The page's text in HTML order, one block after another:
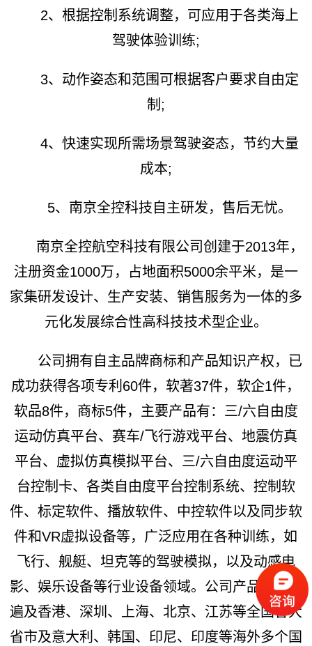
2、根据控制系统调整，可应用于各类海上
驾驶体验训练;
3、动作姿态和范围可根据客户要求自由定
制;
4、快速实现所需场景驾驶姿态，节约大量
成本;
5、南京全控科技自主研发，售后无忧。
南京全控航空科技有限公司创建于2013年，
注册资金1000万，占地面积5000余平米，是一
家集研发设计、生产安装、销售服务为一体的多
元化发展综合性高科技技术型企业。
公司拥有自主品牌商标和产品知识产权，已
成功获得各项专利60件，软著37件，软企1件，
软品8件，商标5件，主要产品有：三/六自由度
运动仿真平台、赛车/飞行游戏平台、地震仿真
平台、虚拟仿真模拟平台、三/六自由度运动平
台控制卡、各类自由度平台控制系统、控制软
件、标定软件、播放软件、中控软件以及同步软
件和VR虚拟设备等，广泛应用在各种训练，如
飞行、舰艇、坦克等的驾驶模拟，以及动感电
影、娱乐设备等行业设备领域。公司产品销售已
遍及香港、深圳、上海、北京、江苏等全国各大
省市及意大利、韩国、印尼、印度等海外多个国